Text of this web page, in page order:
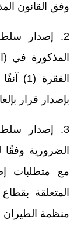
وفق القانون
2. إصدار
المذكورة في
بإصدار قرار
3. إصدار
الضرورية وفقًا
مع متطلبات
المتعلقة
منظمة الطيران